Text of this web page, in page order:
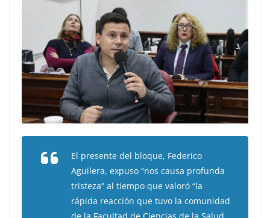
El presente del bloque, Federico
Aguilera, expuso “nos causa profunda
tristeza” al tiempo que valoró “la
rápida reacción que tuvo la comunidad